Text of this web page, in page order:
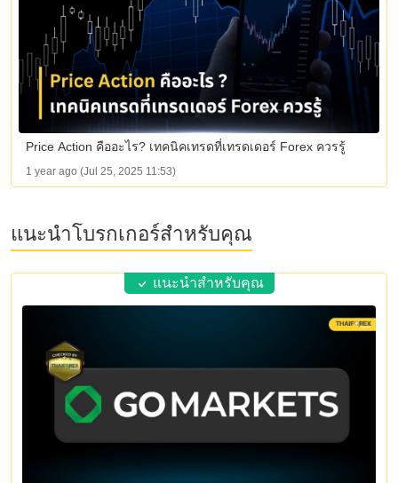
Price Action คืออะไร? เทคนิคเทรดที่เทรดเดอร์ Forex ควรรู้
1 year ago (Jul 25, 2025 11:53)
แนะนำโบรกเกอร์สำหรับคุณ
แนะนำสำหรับคุณ